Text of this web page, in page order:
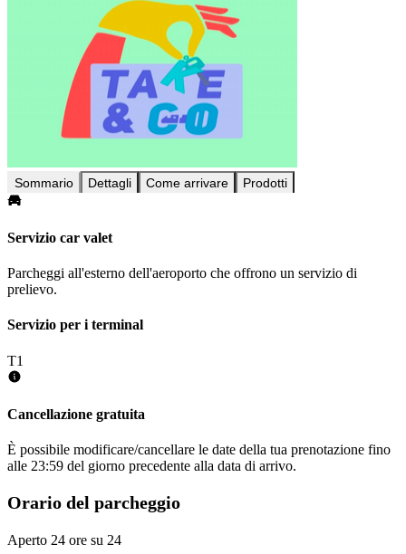
Sommario Dettagli Come arrivare Prodotti
Servizio car valet
Parcheggi all'esterno dell'aeroporto che offrono un servizio di
prelievo.
Servizio per i terminal
T1
Cancellazione gratuita
È possibile modificare/cancellare le date della tua prenotazione fino
alle 23:59 del giorno precedente alla data di arrivo.
Orario del parcheggio
Aperto 24 ore su 24